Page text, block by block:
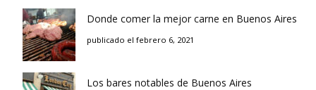
Donde comer la mejor carne en Buenos Aires
publicado el febrero 6, 2021
Los bares notables de Buenos Aires